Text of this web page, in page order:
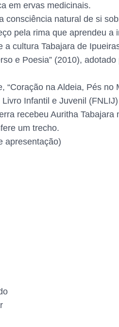
em ervas medicinais.
consciência natural de si
pela rima que aprendeu
a cultura Tabajara de
e Poesia” (2010),
“Coração na Aldeia, Pés
Infantil e Juvenil
recebeu Auritha
um trecho.
apresentação)